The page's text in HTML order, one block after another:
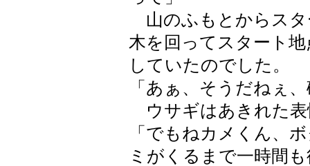
山のふもとからスタ
木を回ってスタート
していたのでした。
「あぁ、そうだねぇ
ウサギはあきれた表
「でもねカメくん、
ミがくるまで一時間